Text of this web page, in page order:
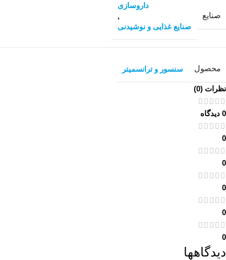
صنایع
داروسازی
,
صنایع غذایی و نوشیدنی
محصول سنسور و ترانسمیتر
نظرات (0)
0 دیدگاه
0
0
0
0
0
دیدگاهها